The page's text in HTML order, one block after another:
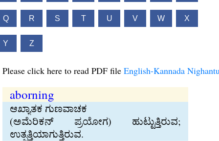
Q R S T U V W X
Y Z
Please click here to read PDF file English-Kannada
aborning
ಆಖ್ಯಾತಕ ಗುಣವಾಚಕ
(ಅಮೆರಿಕನ್‍ ಪ್ರಯೋಗ) ಹುಟ್ಟುತ್ತಿರುವ;
ಉತ್ಪತ್ತಿಯಾಗುತ್ತಿರುವ.